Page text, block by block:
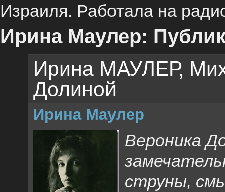
Израиля. Работала на
Ирина Маулер:
Ирина МАУЛЕР,
Долиной
Ирина Маулер
Вероника
струны,